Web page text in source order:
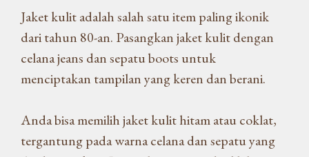
Jaket kulit adalah salah satu item paling ikonik
dari tahun 80-an. Pasangkan jaket kulit dengan
celana jeans dan sepatu boots untuk
menciptakan tampilan yang keren dan berani.
Anda bisa memilih jaket kulit hitam atau coklat,
tergantung pada warna celana dan sepatu yang